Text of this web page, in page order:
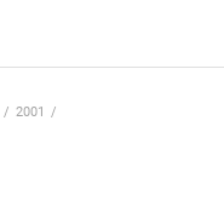
2001